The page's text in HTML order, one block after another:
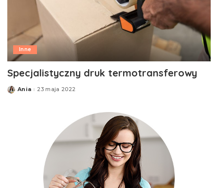
Inne
Specjalistyczny druk termotransferowy
Posted
Ania 23 maja 2022